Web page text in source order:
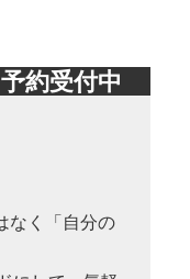
約受付中
なく「自分の